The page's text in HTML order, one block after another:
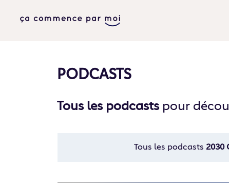
PODCASTS
Tous les podcastspour
Tous les podcasts 2030